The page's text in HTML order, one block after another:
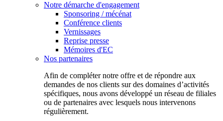
Notre démarche d'engagement
Sponsoring / mécénat
Conférence clients
Vernissages
Reprise presse
Mémoires d'EC
Nos partenaires
Afin de compléter notre offre et de répondre aux
demandes de nos clients sur des domaines d’activités
spécifiques, nous avons développé un réseau de filiales
ou de partenaires avec lesquels nous intervenons
régulièrement.